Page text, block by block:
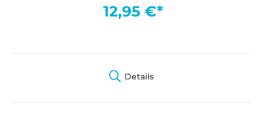
12,95 €*
Details